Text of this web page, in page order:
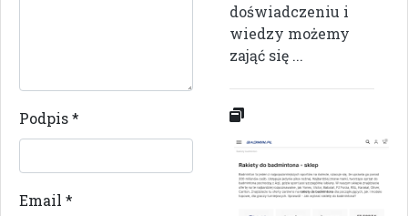
Podpis*
Email *
doświadczeniu i
wiedzy możemy
zająć się ...